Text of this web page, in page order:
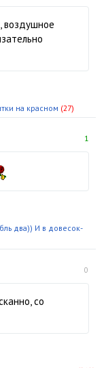
воздушное
на красном (27)
1
два)) И в довесок-
0
со